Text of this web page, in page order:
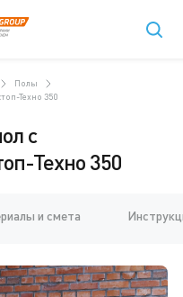
Полы
Техно 350
с
Техно 350
и смета